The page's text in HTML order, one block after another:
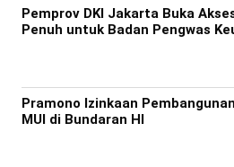
Pemprov DKI Jakarta Buka
Penuh untuk Badan Pengwas
Pramono Izinkaan
MUI di Bundaran HI